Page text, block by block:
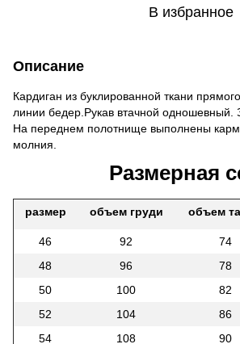
В избранное
Описание
Кардиган из буклированной ткани
линии бедер.Рукав втачной одношевный.
На переднем полотнище выполнены
молния.
Размерная
размер объем груди объем
46 92 74
48
96 78
50
100 82
52
104 86
54
108 90